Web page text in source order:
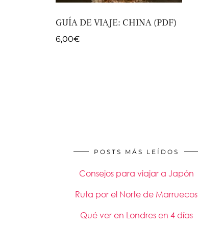
GUÍA DE VIAJE: CHINA (PDF)
6,00€
POSTS MÁS LEÍDOS
Consejos para viajar a Japón
Ruta por el Norte de Marruecos
Qué ver en Londres en 4 días